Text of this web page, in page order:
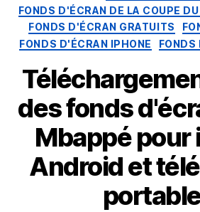
FONDS D'ÉCRAN DE LA COUPE
FONDS D'ÉCRAN GRATUITS
FONDS D'ÉCRAN IPHONE
FONDS
des fonds
Mbappé pour
Android et